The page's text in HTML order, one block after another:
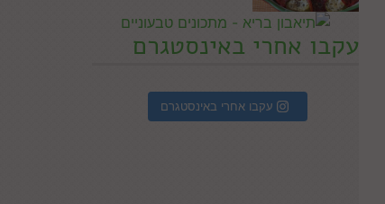
עקבו אחרי באינסטגרם
עקבו אחרי באינסטגרם